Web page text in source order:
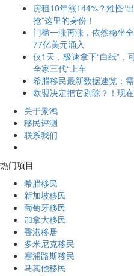
房租10年涨144%？难怪“
抢”这里的身份！
门槛一涨再涨，依然稳坐
77亿美元涌入
仅1天，极速拿下“白纸”
全家三代“上车
希腊移民最新数据速览：
欧盟决定把它剔除？！现
关于景鸿
移民评测
联系我们
热门项目
希腊移民
新加坡移民
葡萄牙移民
加拿大移民
香港移居
多米尼克移民
塞浦路斯移民
马其他移民